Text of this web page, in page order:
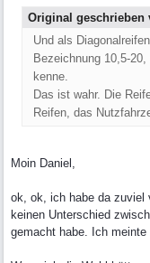
Original geschrieben
Und als
Bezeichnung 10,5-
kenne.
Das ist wahr. Die
Reifen, das
Moin Daniel,
ok, ok, ich habe da zuviel
keinen Unterschied
gemacht habe. Ich